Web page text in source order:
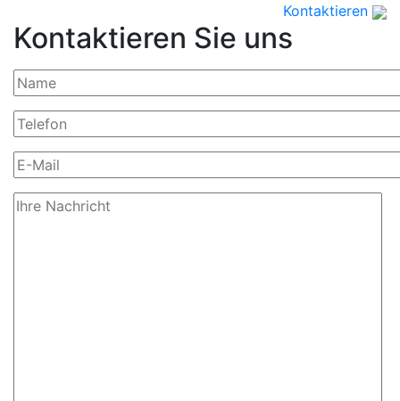
Kontaktieren
Kontaktieren Sie uns